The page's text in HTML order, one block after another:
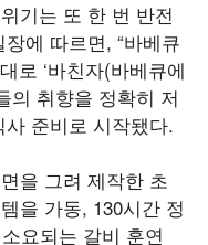
기는 또 한 번 반전
에 따르면, “바베큐
로 ‘바친자(바베큐에
의 취향을 정확히 저
준비로 시작됐다.
을 그려 제작한 초
을 가동, 130시간 정
요되는 갈비 훈연